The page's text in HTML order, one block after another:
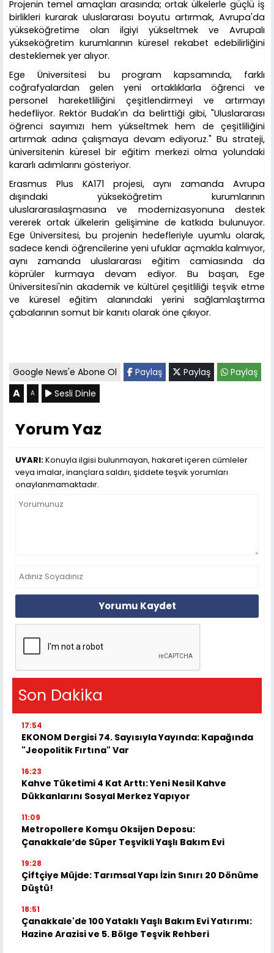
Projenin temel amaçları arasında; ortak ülkelerle güçlü iş
birlikleri kurarak uluslararası boyutu artırmak, Avrupa'da
yükseköğretime olan ilgiyi yükseltmek ve Avrupalı
yükseköğretim kurumlarının küresel rekabet edebilirliğini
desteklemek yer alıyor.
Ege Üniversitesi bu program kapsamında, farklı
coğrafyalardan gelen yeni ortaklıklarla öğrenci ve
personel hareketliliğini çeşitlendirmeyi ve artırmayı
hedefliyor. Rektör Budak'ın da belirttiği gibi, "Uluslararası
öğrenci sayımızı hem yükseltmek hem de çeşitliliğini
artırmak adına çalışmaya devam ediyoruz." Bu strateji,
üniversitenin küresel bir eğitim merkezi olma yolundaki
kararlı adımlarını gösteriyor.
Erasmus Plus KA171 projesi, aynı zamanda Avrupa
dışındaki yükseköğretim kurumlarının
uluslararasılaşmasına ve modernizasyonuna destek
vererek ortak ülkelerin gelişimine de katkıda bulunuyor.
Ege Üniversitesi, bu projenin hedefleriyle uyumlu olarak,
sadece kendi öğrencilerine yeni ufuklar açmakla kalmıyor,
aynı zamanda uluslararası eğitim camiasında da
köprüler kurmaya devam ediyor. Bu başarı, Ege
Üniversitesi'nin akademik ve kültürel çeşitliliği teşvik etme
ve küresel eğitim alanındaki yerini sağlamlaştırma
çabalarının somut bir kanıtı olarak öne çıkıyor.
Google News'e Abone Ol Paylaş Paylaş Paylaş
A A Sesli Dinle
Yorum Yaz
UYARI:Konuyla ilgisi bulunmayan, hakaret içeren cümleler
veya imalar, inançlara saldırı, şiddete teşvik yorumları
onaylanmamaktadır.
Yorumu Kaydet
Son Dakika
17:54
EKONOM Dergisi 74. Sayısıyla Yayında: Kapağında
"Jeopolitik Fırtına" Var
16:23
Kahve Tüketimi 4 Kat Arttı: Yeni Nesil Kahve
Dükkanlarını Sosyal Merkez Yapıyor
11:09
Metropollere Komşu Oksijen Deposu:
Çanakkale’de Süper Teşvikli Yaşlı Bakım Evi
19:28
Çiftçiye Müjde: Tarımsal Yapı İzin Sınırı 20 Dönüme
Düştü!
18:51
Çanakkale'de 100 Yataklı Yaşlı Bakım Evi Yatırımı:
Hazine Arazisi ve 5. Bölge Teşvik Rehberi